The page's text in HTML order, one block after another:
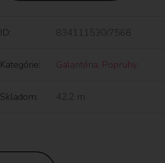
ID: 834111530/7568
Kategórie: Galantéria, Popruhy
Skladom: 42.2 m